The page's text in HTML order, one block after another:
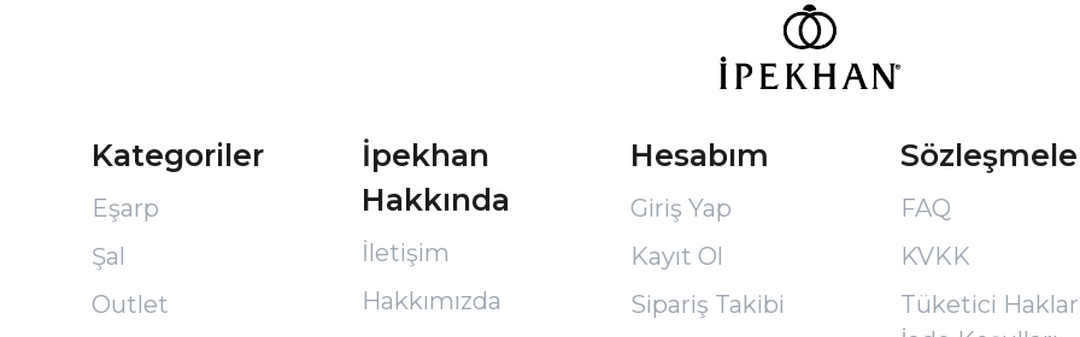
Kategoriler
Eşarp
Şal
Outlet
İpekhan
Hakkında
İletişim
Hakkımızda
Hesabım
Giriş Yap
Kayıt Ol
Sipariş Takibi
FAQ
KVKK
Tüketici